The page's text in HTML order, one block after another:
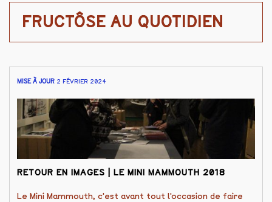
FRUCTÔSE AU QUOTIDIEN
MISE À JOUR 2 FÉVRIER 2024
RETOUR EN IMAGES | LE MINI MAMMOUTH 2018
Le Mini Mammouth, c'est avant tout l'occasion de faire